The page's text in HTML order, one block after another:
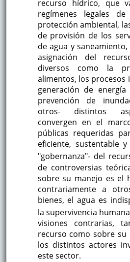
recurso hídrico, que
regímenes legales
protección ambiental,
de provisión de los
de agua y
asignación del
diversos como la
alimentos, los procesos
generación de
prevención de
otros- distintos
convergen en el
públicas requeridas
eficiente, sustentable
"gobernanza"- del
de controversias
sobre su manejo es el
contrariamente a
bienes, el agua es
la supervivencia
visiones contrarias,
recurso como sobre su
los distintos actores
este sector.